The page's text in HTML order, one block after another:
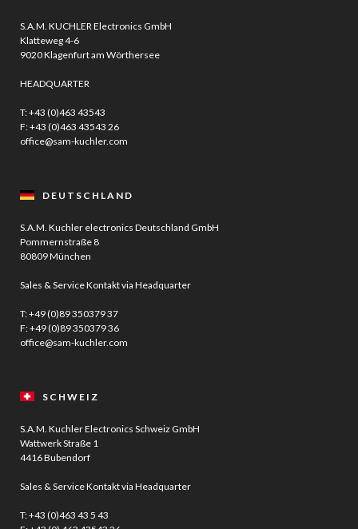
S.A.M. KUCHLER Electronics GmbH
Klatteweg 4-6
9020 Klagenfurt am Wörthersee
HEADQUARTER
T:+43 (0)463 43543
F: +43 (0)463 43543 26
office@sam-kuchler.com
DEUTSCHLAND
S.A.M. Kuchler electronics Deutschland GmbH
Pommernstraße 8
80809 München
Sales & Service Kontakt via Headquarter
T:+49 (0)89 350379 37
F: +49 (0)89 350379 36
office@sam-kuchler.com
SCHWEIZ
S.A.M. Kuchler Electronics Schweiz GmbH
Wattwerk Straße 1
4416 Bubendorf
Sales & Service Kontakt via Headquarter
T:+43 (0)463 43 5 43